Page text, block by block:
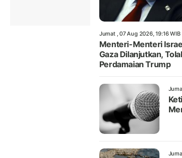
Jumat , 07 Aug 2026, 19:16 WIB
Menteri-Menteri
Gaza Dilanjutkan,
Perdamaian Trump